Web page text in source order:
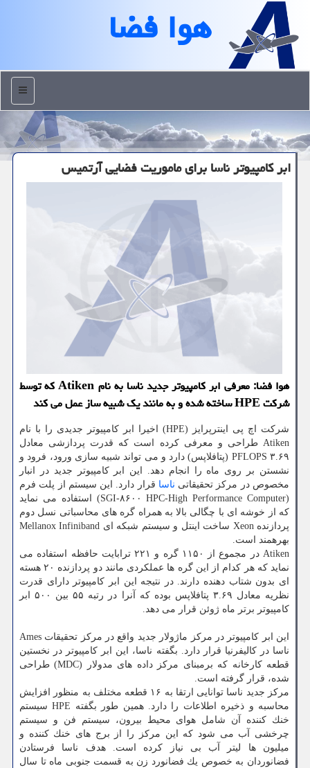
هوا فضا
منو
ابر كامپیوتر ناسا برای ماموریت فضایی آرتمیس
هوا فضا: معرفی ابر كامپیوتر جدید ناسا به نام Atiken كه توسط
شركت HPE ساخته شده و به مانند یك شبیه ساز عمل می كند
شركت اچ پی اینترپرایز (HPE) اخیرا ابر كامپیوتر جدیدی را با نام
Atiken طراحی و معرفی كرده است كه قدرت پردازشی معادل
۳.۶۹ PFLOPS (پتافلاپس) دارد و می تواند شبیه سازی ورود، فرود و
نشستن بر روی ماه را انجام دهد. این ابر كامپیوتر جدید در انبار
مخصوص در مركز تحقیقاتی ناسا قرار دارد. این سیستم از پلت فرم
(SGI-۸۶۰۰ HPC-High Performance Computer) استفاده می نماید
كه از خوشه ای با چگالی بالا به همراه گره های محاسباتی نسل دوم
پردازنده Xeon ساخت اینتل و سیستم شبكه ای Mellanox Infiniband
بهرهمند است.
Atiken در مجموع از ۱۱۵۰ گره و ۲۲۱ ترابایت حافظه استفاده می
نماید كه هر كدام از این گره ها عملكردی مانند دو پردازنده ۲۰ هسته
ای بدون شتاب دهنده دارند. در نتیجه این ابر كامپیوتر دارای قدرت
نظریه معادل ۳.۶۹ پتافلاپس بوده كه آنرا در رتبه ۵۵ بین ۵۰۰ ابر
كامپیوتر برتر ماه ژوئن قرار می دهد.
این ابر كامپیوتر در مركز ماژولار جدید واقع در مركز تحقیقات Ames
ناسا در كالیفرنیا قرار دارد. بگفته ناسا، این ابر كامپیوتر در نخستین
قطعه كارخانه كه برمبنای مركز داده های مدولار (MDC) طراحی
شده، قرار گرفته است.
مركز جدید ناسا توانایی ارتقا به ۱۶ قطعه مختلف به منظور افزایش
محاسبه و ذخیره اطلاعات را دارد. همین طور بگفته HPE سیستم
خنك كننده آن شامل هوای محیط بیرون، سیستم فن و سیستم
چرخشی آب می شود كه این مركز را از برج های خنك كننده و
میلیون ها لیتر آب بی نیاز كرده است. هدف ناسا فرستادن
فضانوردان به خصوص یك فضانورد زن به قسمت جنوبی ماه تا سال